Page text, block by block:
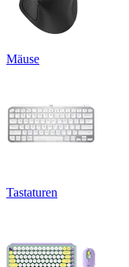
Mäuse
Tastaturen